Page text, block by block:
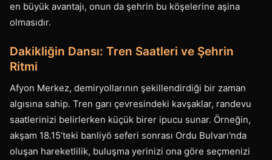
en büyük avantajı, onun da şehrin bu köşelerine aşina
olmasıdır.
Dakikliğin Dansı: Tren Saatleri ve Şehrin
Ritmi
Afyon Merkez, demiryollarının şekillendirdiği bir zaman
algısına sahip. Tren garı çevresindeki kavşaklar, randevu
saatlerinizi belirlerken küçük birer ipucu sunar. Örneğin,
akşam 18.15’teki banliyö seferi sonrası Ordu Bulvarı'nda
oluşan hareketlilik, buluşma yerinizi ona göre seçmenizi